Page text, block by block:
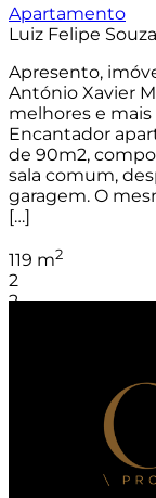
Apartamento
Luiz Felipe Souza
Apresento,
António Xavier
melhores e mais
Encantador
de 90m2,
sala comum,
garagem. O
[…]
119 m2
2
2